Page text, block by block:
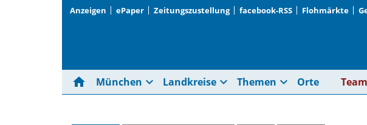
Anzeigen ePaper Zeitungszustellung facebook-RSS Flohmärkte
Die
home München expand_more Landkreise expand_more Themen expand_more Orte